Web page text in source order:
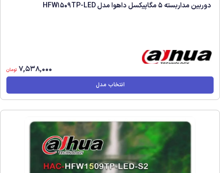
دوربین مداربسته 5 مگاپیکسل داهوا مدل HFW1509TP-LED
7,538,000 تومان
انتخاب مدل